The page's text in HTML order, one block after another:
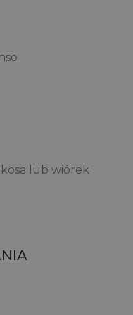
lub wiórek